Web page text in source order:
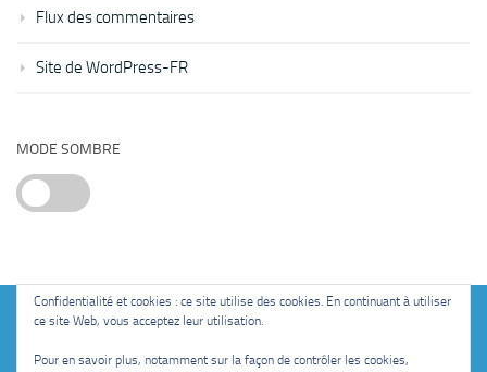
Flux des commentaires
Site de WordPress-FR
MODE SOMBRE
Fièrement propulsé par - Conçu parThème Hueman
Confidentialité et cookies : ce site utilise des cookies. En continuant à utiliser
ce site Web, vous acceptez leur utilisation.
Pour en savoir plus, notamment sur la façon de contrôler les cookies,